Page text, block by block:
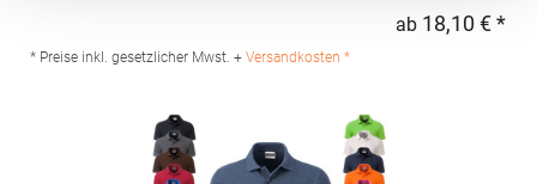
Kingsfordweg 151 1043GR Amsterdam Niederlande E-Mail:
marketing@henbury.com
ab 18,10 € *
* Preise inkl. gesetzlicher Mwst. + Versandkosten *